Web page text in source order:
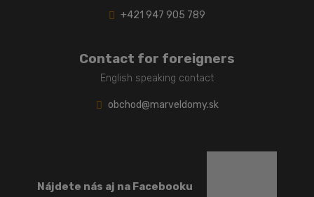
+421 947 905 789
Contact for foreigners
English speaking contact
obchod@marveldomy.sk
Nájdete nás aj na Facebooku